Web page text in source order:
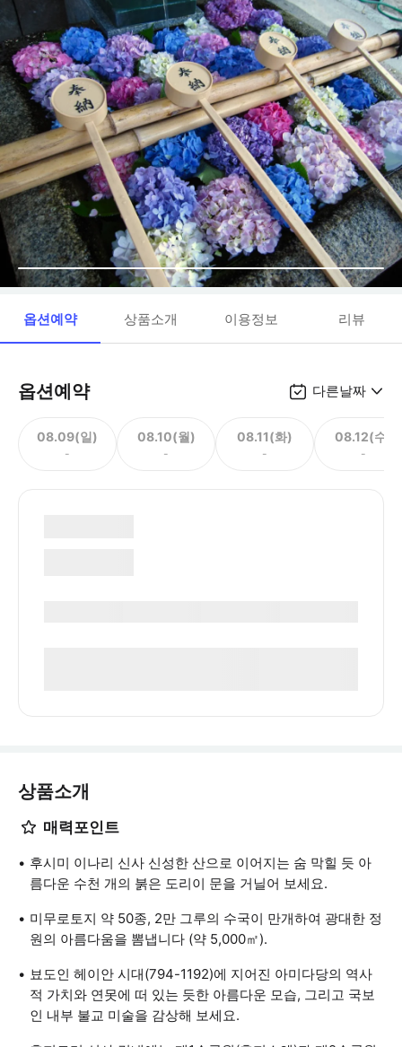
옵션예약 상품소개 이용정보 리뷰
옵션예약 다른날짜
08.09(일)
-
08.10(월)
-
08.11(화)
-
08.12(수)
-
상품소개
매력포인트
후시미 이나리 신사 신성한 산으로 이어지는 숨 막힐 듯 아
름다운 수천 개의 붉은 도리이 문을 거닐어 보세요.
미무로토지 약 50종, 2만 그루의 수국이 만개하여 광대한 정
원의 아름다움을 뽐냅니다 (약 5,000㎡).
뵤도인 헤이안 시대(794-1192)에 지어진 아미다당의 역사
적 가치와 연못에 떠 있는 듯한 아름다운 모습, 그리고 국보
인 내부 불교 미술을 감상해 보세요.